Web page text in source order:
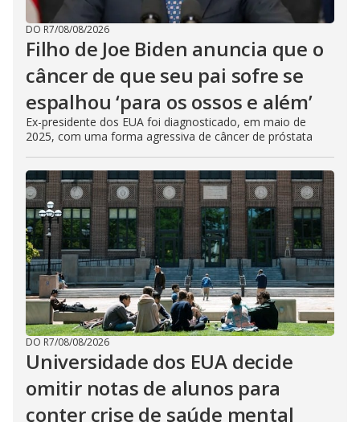
DO R7/08/08/2026
Filho de Joe Biden anuncia que o
câncer de que seu pai sofre se
espalhou ‘para os ossos e além’
Ex-presidente dos EUA foi diagnosticado, em maio de
2025, com uma forma agressiva de câncer de próstata
DO R7/08/08/2026
Universidade dos EUA decide
omitir notas de alunos para
conter crise de saúde mental